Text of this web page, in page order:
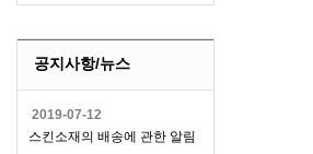
공지사항/뉴스
2019-07-12
스킨소재의 배송에 관한 알림